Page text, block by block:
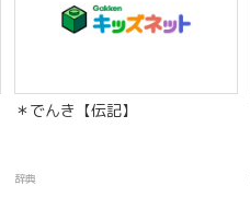
＊でんき【伝記】
辞典